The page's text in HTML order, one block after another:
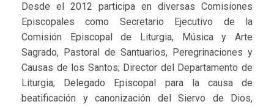
Desde el 2012 participa en diversas Comisiones
Episcopales como Secretario Ejecutivo de la
Comisión Episcopal de Liturgia, Música y Arte
Sagrado, Pastoral de Santuarios, Peregrinaciones y
Causas de los Santos; Director del Departamento de
Liturgia; Delegado Episcopal para la causa de
beatificación y canonización del Siervo de Dios,